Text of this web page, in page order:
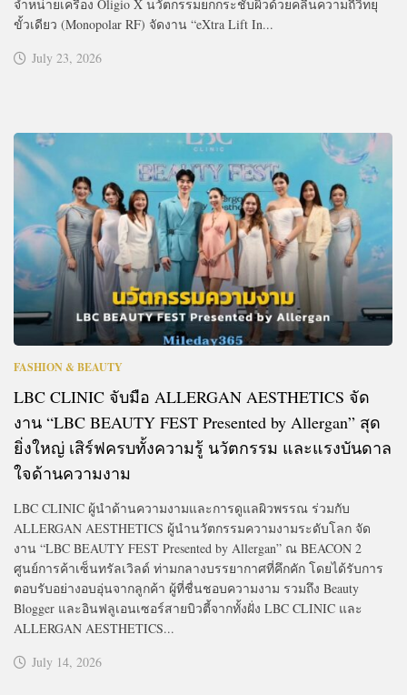
จำหน่ายเครื่อง Oligio X นวัตกรรมยกกระชับผิวด้วยคลื่นความถี่วิทยุ
ขั้วเดียว (Monopolar RF) จัดงาน “eXtra Lift In...
July 23, 2026
FASHION & BEAUTY
LBC CLINIC จับมือ ALLERGAN AESTHETICS จัด
งาน “LBC BEAUTY FEST Presented by Allergan” สุด
ยิ่งใหญ่ เสิร์ฟครบทั้งความรู้ นวัตกรรม และแรงบันดาล
ใจด้านความงาม
LBC CLINIC ผู้นำด้านความงามและการดูแลผิวพรรณ ร่วมกับ
ALLERGAN AESTHETICS ผู้นำนวัตกรรมความงามระดับโลก จัด
งาน “LBC BEAUTY FEST Presented by Allergan” ณ BEACON 2
ศูนย์การค้าเซ็นทรัลเวิลด์ ท่ามกลางบรรยากาศที่คึกคัก โดยได้รับการ
ตอบรับอย่างอบอุ่นจากลูกค้า ผู้ที่ชื่นชอบความงาม รวมถึง Beauty
Blogger และอินฟลูเอนเซอร์สายบิวตี้จากทั้งฝั่ง LBC CLINIC และ
ALLERGAN AESTHETICS...
July 14, 2026